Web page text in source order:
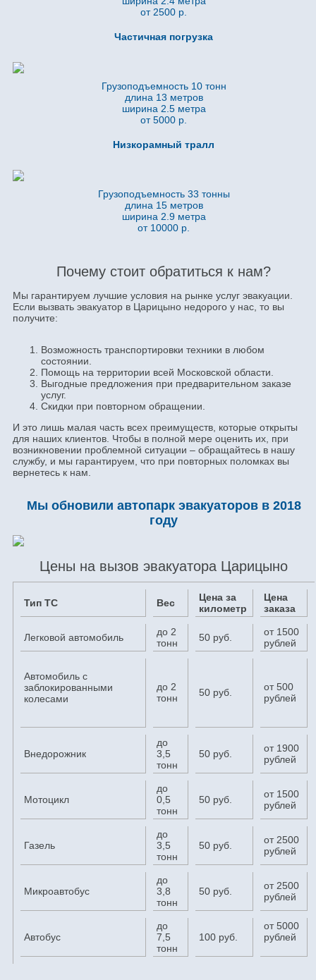
от 2500 р.
Частичная погрузка
Грузоподъемность 10 тонн
длина 13 метров
ширина 2.5 метра
от 5000 р.
Низкорамный тралл
Грузоподъемность 33 тонны
длина 15 метров
ширина 2.9 метра
от 10000 р.
Почему стоит обратиться к нам?
Мы гарантируем лучшие условия на рынке услуг эвакуации.
Если вызвать эвакуатор в Царицыно недорого у нас, то вы
получите:
Возможность транспортировки техники в любом
состоянии.
Помощь на территории всей Московской области.
Выгодные предложения при предварительном заказе
услуг.
Скидки при повторном обращении.
И это лишь малая часть всех преимуществ, которые открыты
для наших клиентов. Чтобы в полной мере оценить их, при
возникновении проблемной ситуации – обращайтесь в нашу
службу, и мы гарантируем, что при повторных поломках вы
вернетесь к нам.
Мы обновили автопарк эвакуаторов в 2018
году
Цены на вызов эвакуатора Царицыно
Тип ТС Вес
Цена за
километр
Цена
заказа
Легковой автомобиль
до 2
тонн
50 руб.
от 1500
рублей
Автомобиль с
заблокированными
колесами
до 2
тонн
50 руб.
от 500
рублей
Внедорожник
до
3,5
тонн
50 руб.
от 1900
рублей
Мотоцикл
до
0,5
тонн
50 руб.
от 1500
рублей
Газель
до
3,5
тонн
50 руб.
от 2500
рублей
Микроавтобус
до
3,8
тонн
50 руб.
от 2500
рублей
Автобус
до
7,5
тонн
100 руб.
от 5000
рублей